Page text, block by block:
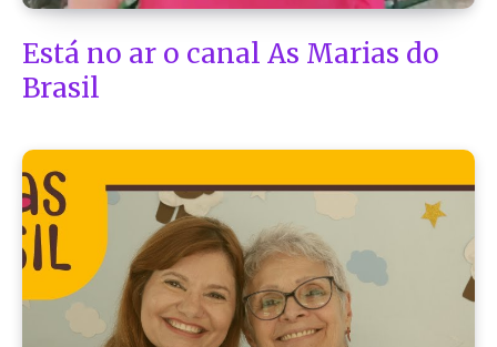
Está no ar o canal As Marias do
Brasil